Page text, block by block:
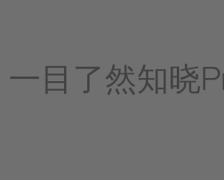
一目了然知晓